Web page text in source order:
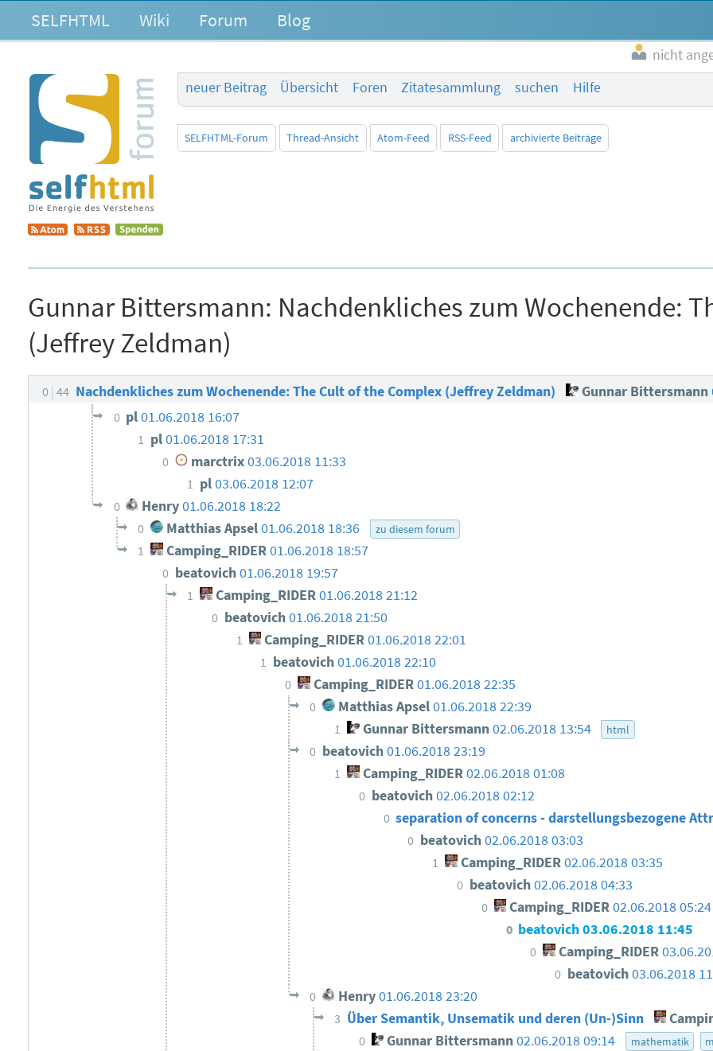
SELFHTML Wiki Forum Blog
nicht
neuer Beitrag
Übersicht Foren Zitatesammlung suchen Hilfe
SELFHTML-Forum Thread-Ansicht Atom-Feed RSS-Feed archivierte Beiträge
Gunnar Bittersmann: Nachdenkliches zum Wochenende:
(Jeffrey Zeldman)
0 44 Nachdenkliches zum Wochenende: The Cult of the Complex (Jeffrey Zeldman) Gunnar Bittersmann
0 pl01.06.2018 16:07
1 pl01.06.2018 17:31
0 marctrix03.06.2018 11:33
1 pl03.06.2018 12:07
0 Henry01.06.2018 18:22
0 Matthias Apsel01.06.2018 18:36 zu diesem forum
1 Camping_RIDER01.06.2018 18:57
0 beatovich01.06.2018 19:57
1 Camping_RIDER01.06.2018 21:12
0 beatovich01.06.2018 21:50
1 Camping_RIDER01.06.2018 22:01
1 beatovich01.06.2018 22:10
0 Camping_RIDER01.06.2018 22:35
0 Matthias Apsel01.06.2018 22:39
1 Gunnar Bittersmann02.06.2018 13:54 html
0 beatovich01.06.2018 23:19
1 Camping_RIDER02.06.2018 01:08
0 beatovich02.06.2018 02:12
0 separation of concerns - darstellungsbezogene
0 beatovich02.06.2018 03:03
1 Camping_RIDER02.06.2018 03:35
0 beatovich02.06.2018 04:33
0 Camping_RIDER 02.06.2018 05:24
0 beatovich03.06.2018 11:45
0 Camping_RIDER
0 beatovich03.06.2018
0 Henry01.06.2018 23:20
3 Über Semantik, Unsematik und deren (Un-)Sinn
0 Gunnar Bittersmann 02.06.2018 09:14 mathematik